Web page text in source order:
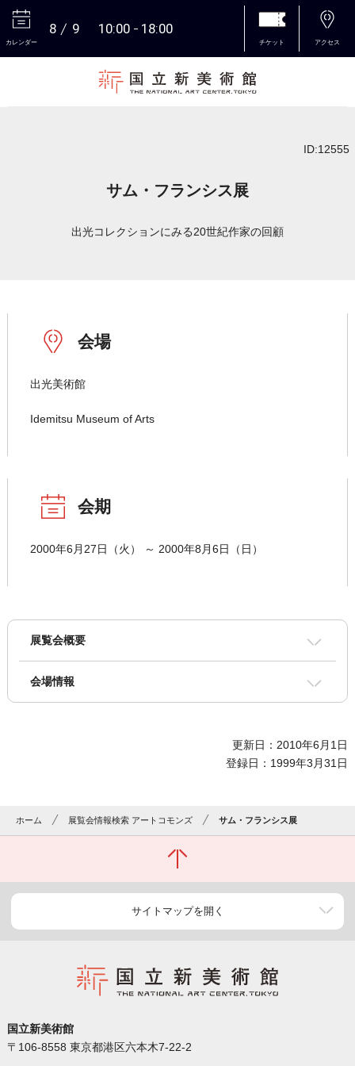
カレンダー
8 9 10:00 18:00
チケット アクセス
ID:12555
サム・フランシス展
出光コレクションにみる20世紀作家の回顧
会場
出光美術館
Idemitsu Museum of Arts
会期
2000年6月27日（火） ～ 2000年8月6日（日）
展覧会概要
会場情報
更新日：2010年6月1日
登録日：1999年3月31日
ホーム 展覧会情報検索 アートコモンズ サム・フランシス展
サイトマップを開く
国立新美術館
〒106-8558 東京都港区六本木7-22-2